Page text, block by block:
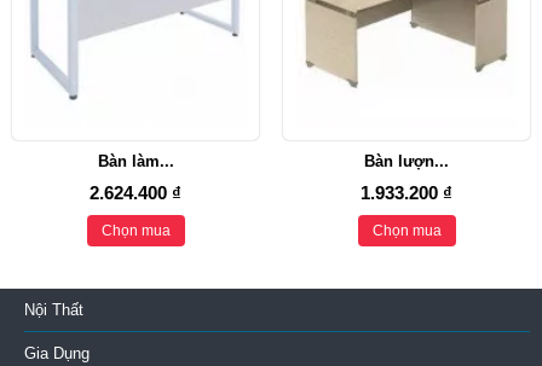
Bàn làm...
2.624.400 ₫
Chọn mua
Bàn lượn...
1.933.200 ₫
Chọn mua
Nội Thất
Gia Dụng